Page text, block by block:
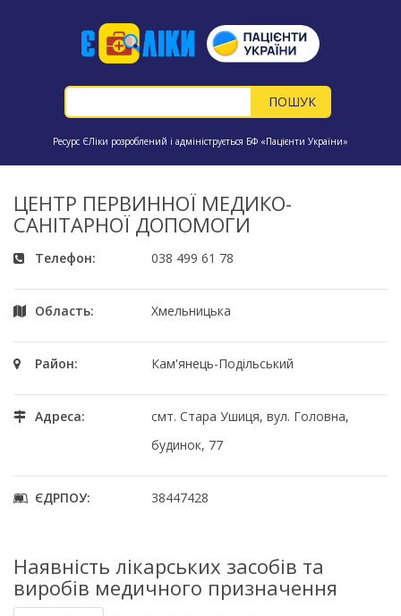
Ресурс ЄЛіки розроблений і адмініструється БФ «Пацієнти України»
ЦЕНТР ПЕРВИННОЇ МЕДИКО-
САНІТАРНОЇ ДОПОМОГИ
Телефон: 038 499 61 78
Область: Хмельницька
Район: Кам'янець-Подільський
Адреса:
смт. Стара Ушиця, вул. Головна,
будинок, 77
ЄДРПОУ: 38447428
Наявність лікарських засобів та
виробів медичного призначення